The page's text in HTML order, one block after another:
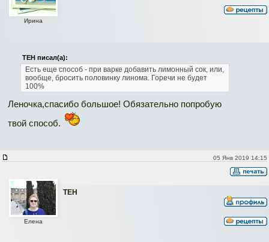
Ирина
ТЕН писал(а):
Есть еще способ - при варке добавить лимонный сок, или,
вообще, бросить половинку линома. Горечи не будет
100%
Леночка,спасибо большое! Обязательно попробую
твой способ.
05 Янв 2019 14:15
ТЕН
Елена